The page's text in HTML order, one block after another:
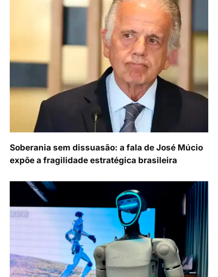
Soberania sem dissuasão: a fala de José Múcio
expõe a fragilidade estratégica brasileira